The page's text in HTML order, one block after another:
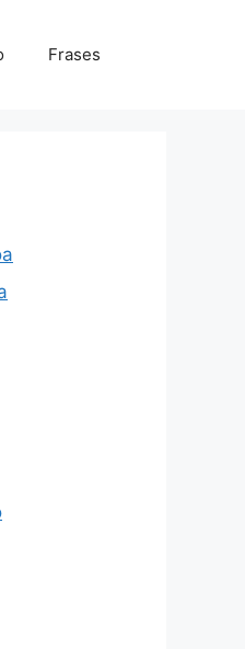
Frases